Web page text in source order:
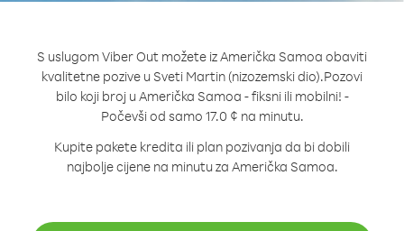
S uslugom Viber Out možete iz Američka Samoa obaviti
kvalitetne pozive u Sveti Martin (nizozemski dio).Pozovi
bilo koji broj u Američka Samoa - fiksni ili mobilni! -
Počevši od samo 17.0 ¢ na minutu.
Kupite pakete kredita ili plan pozivanja da bi dobili
najbolje cijene na minutu za Američka Samoa.